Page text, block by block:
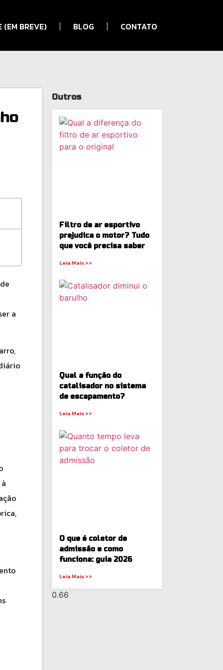
(EM BREVE) BLOG CONTATO
a
Outros
Filtro de ar esportivo
prejudica o motor? Tudo
que você precisa saber
Leia Mais >>
Qual a função do
catalisador no sistema
de escapamento?
Leia Mais >>
O que é coletor de
admissão e como
funciona: guia 2026
Leia Mais >>